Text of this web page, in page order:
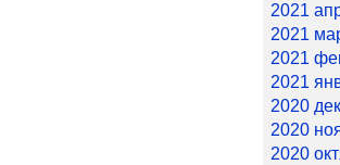
2021
2021
2021
2021
2020
2020
2020